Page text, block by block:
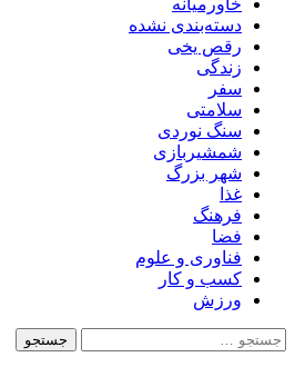
دسته‌بندی نشده
رقص یخی
زندگی
سفر
سلامتی
سنگ نوردی
شمشیربازی
شهر بزرگ
غذا
فرهنگ
فضا
فناوری و علوم
کسب و کار
ورزش
جستجو